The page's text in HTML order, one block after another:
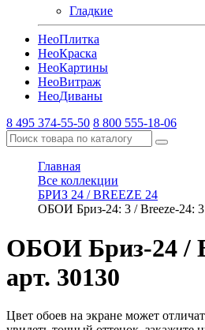
Гладкие
НеоПлитка
НеоКраска
НеоКартины
НеоВитраж
НеоДиваны
8 495 374-55-50 8 800 555-18-06
Главная
Все коллекции
БРИЗ 24 / BREEZE 24
ОБОИ Бриз-24: 3 / Breeze-24: 3
ОБОИ Бриз-24 /
арт. 30130
Цвет обоев на экране может